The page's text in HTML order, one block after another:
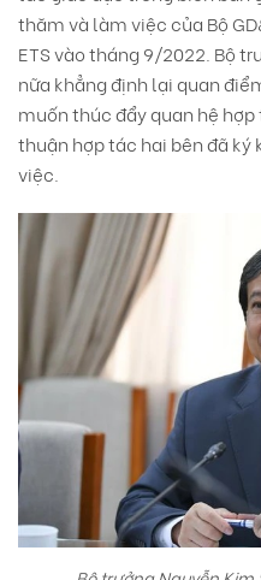
thăm và làm việc của Bộ
ETS vào tháng 9/2022. Bộ
nữa khẳng định lại quan
muốn thúc đẩy quan hệ
thuận hợp tác hai bên đã
việc.